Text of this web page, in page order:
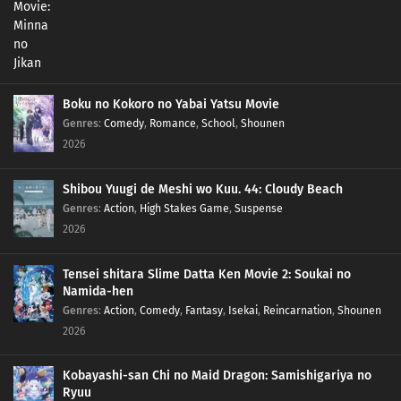
187 Episode 187
186
184 Episode 184
182 Episode 182
180 Episode 180
Episode 179
178 Episode 178
Boku no Kokoro no Yabai Yatsu Movie
Genres: Comedy, Romance, School, Shounen
2026
Shibou Yuugi de Meshi wo Kuu. 44: Cloudy Beach
Genres: Action, High Stakes Game, Suspense
2026
Tensei shitara Slime Datta Ken Movie 2: Soukai no
Namida-hen
Genres: Action, Comedy, Fantasy, Isekai, Reincarnation, Shounen
2026
Kobayashi-san Chi no Maid Dragon: Samishigariya no
Ryuu